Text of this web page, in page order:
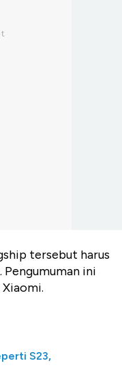
tersebut harus
Pengumuman ini
S23,